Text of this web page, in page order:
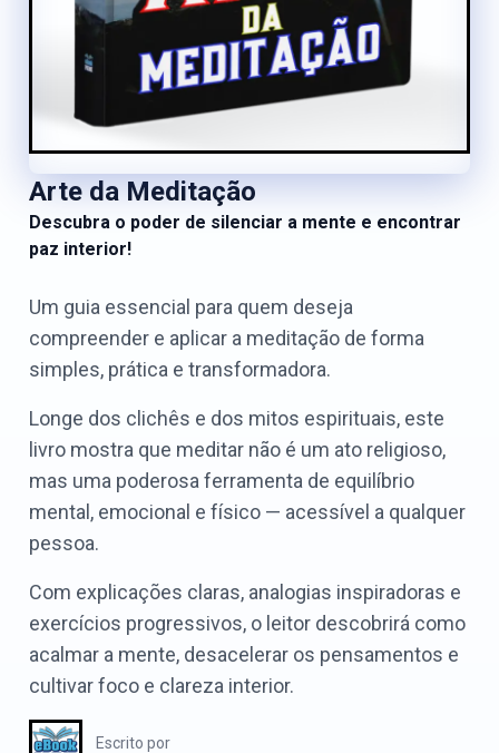
Arte da Meditação
Descubra o poder de silenciar a mente e encontrar
paz interior!
Um guia essencial para quem deseja
compreender e aplicar a meditação de forma
simples, prática e transformadora.
Longe dos clichês e dos mitos espirituais, este
livro mostra que meditar não é um ato religioso,
mas uma poderosa ferramenta de equilíbrio
mental, emocional e físico — acessível a qualquer
pessoa.
Com explicações claras, analogias inspiradoras e
exercícios progressivos, o leitor descobrirá como
acalmar a mente, desacelerar os pensamentos e
cultivar foco e clareza interior.
Escrito por